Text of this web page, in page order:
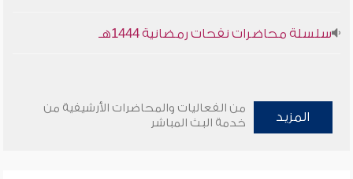
سلسلة محاضرات نفحات رمضانية 1444هـ
المزيد
من الفعاليات والمحاضرات الأرشيفية من
خدمة البث المباشر